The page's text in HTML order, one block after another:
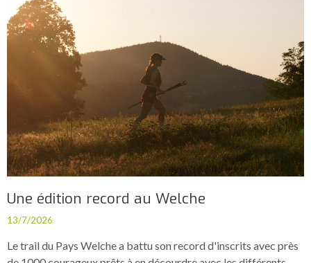
Une édition record au Welche
13/7/2026
Le trail du Pays Welche a battu son record d'inscrits avec près